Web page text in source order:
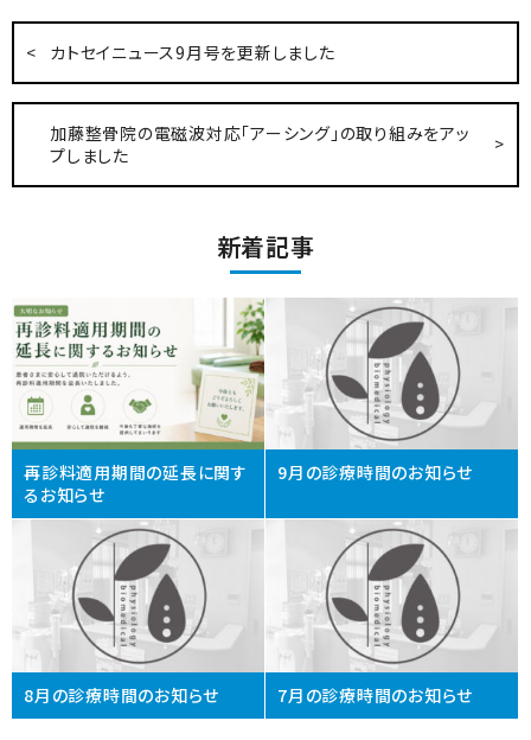
カトセイニュース9月号を更新しました
加藤整骨院の電磁波対応「アーシング」の取り組みをアッ
プしました
新着記事
再診料適用期間の延長に関す
るお知らせ
9月の診療時間のお知らせ
8月の診療時間のお知らせ 7月の診療時間のお知らせ